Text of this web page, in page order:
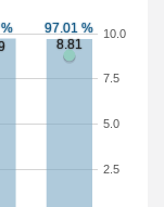
2.5
5.0
7.5
10.0